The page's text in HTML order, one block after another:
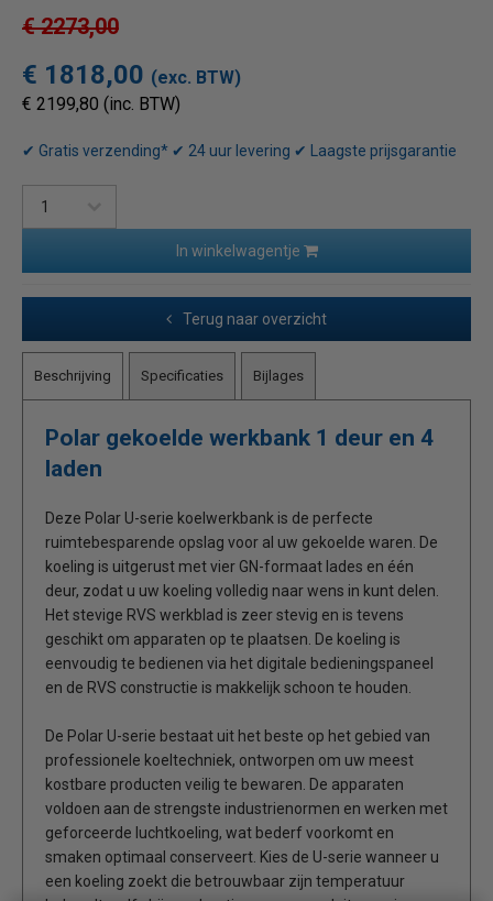
€ 2273,00
€ 1818,00 (exc. BTW)
€ 2199,80 (inc. BTW)
✔ Gratis verzending* ✔ 24 uur levering ✔ Laagste prijsgarantie
In winkelwagentje
Terug naar overzicht
Beschrijving Specificaties Bijlages
Polar gekoelde werkbank 1 deur en 4
laden
Deze Polar U-serie koelwerkbank is de perfecte
ruimtebesparende opslag voor al uw gekoelde waren. De
koeling is uitgerust met vier GN-formaat lades en één
deur, zodat u uw koeling volledig naar wens in kunt delen.
Het stevige RVS werkblad is zeer stevig en is tevens
geschikt om apparaten op te plaatsen. De koeling is
eenvoudig te bedienen via het digitale bedieningspaneel
en de RVS constructie is makkelijk schoon te houden.
De Polar U-serie bestaat uit het beste op het gebied van
professionele koeltechniek, ontworpen om uw meest
kostbare producten veilig te bewaren. De apparaten
voldoen aan de strengste industrienormen en werken met
geforceerde luchtkoeling, wat bederf voorkomt en
smaken optimaal conserveert. Kies de U-serie wanneer u
een koeling zoekt die betrouwbaar zijn temperatuur